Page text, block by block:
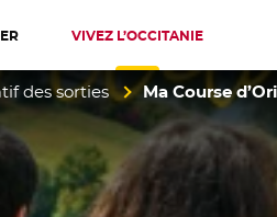
VIVEZ L’OCCITANIE
des sorties Ma Course